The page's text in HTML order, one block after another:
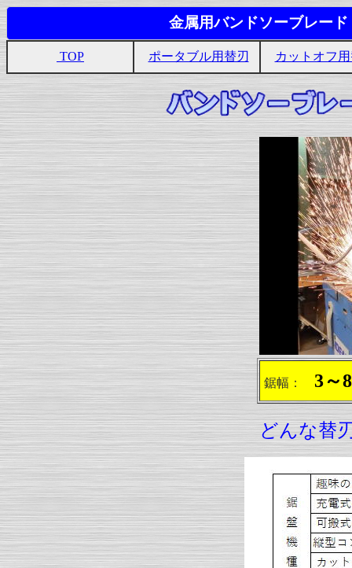
金属用バンドソーブレ
TOP ポータブル用替刃 カットオフ
鋸幅： 3～
どんな替